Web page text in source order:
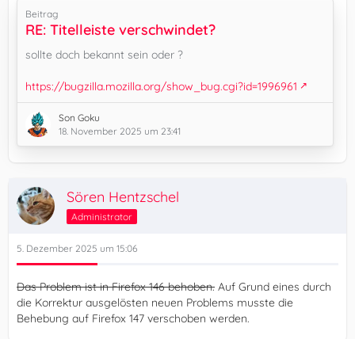
Beitrag
RE: Titelleiste verschwindet?
sollte doch bekannt sein oder ?
https://bugzilla.mozilla.org/show_bug.cgi?id=1996961
Son Goku
18. November 2025 um 23:41
Sören Hentzschel
Administrator
5. Dezember 2025 um 15:06
Das Problem ist in Firefox 146 behoben. Auf Grund eines durch
die Korrektur ausgelösten neuen Problems musste die
Behebung auf Firefox 147 verschoben werden.